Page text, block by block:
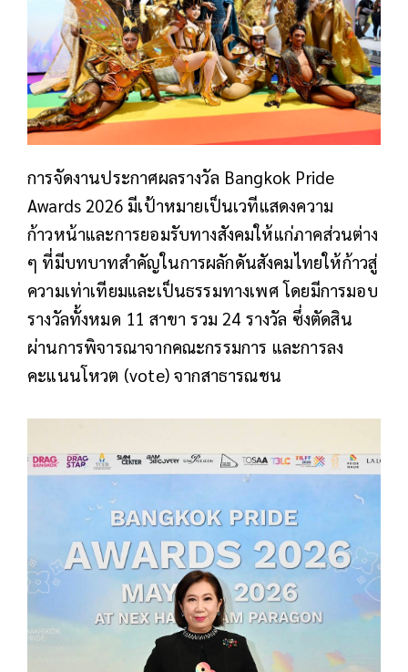
การจัดงานประกาศผลรางวัล Bangkok Pride
Awards 2026 มีเป้าหมายเป็นเวทีแสดงความ
ก้าวหน้าและการยอมรับทางสังคมให้แก่ภาคส่วนต่าง
ๆ ที่มีบทบาทสำคัญในการผลักดันสังคมไทยให้ก้าวสู่
ความเท่าเทียมและเป็นธรรมทางเพศ โดยมีการมอบ
รางวัลทั้งหมด 11 สาขา รวม 24 รางวัล ซึ่งตัดสิน
ผ่านการพิจารณาจากคณะกรรมการ และการลง
คะแนนโหวต (vote) จากสาธารณชน